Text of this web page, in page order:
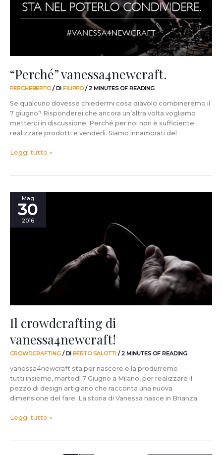
“Perché” vanessa4newcraft.
PERCHEBERTO/ DI FILIPPO/2 MINUTES OF READING
Se qualcuno dovesse chiedermi cosa diavolo combineremo il
7 giugno? Risponderei che ancora un’altra volta vogliamo
metterci in discussione. Perché per noi non è sufficiente
realizzare prodotti e venderli. Siamo innamorati del
Leggi tutto »
Mag
30
2016
Il crowdcrafting di
vanessa4newcraft!
CROWDCRAFTING / DI BERTO SALOTTI /2 MINUTES OF READING
vanessa4newcraft sta per nascere e la produrremo
tutti insieme, martedì 7 Giugno a Milano, per realizzare il
pezzo di design artigiano che racconta una nuova
dimensione del fare. La storia di Vanessa nasce in Brianza.
crowdcrafting
Leggi tutto »